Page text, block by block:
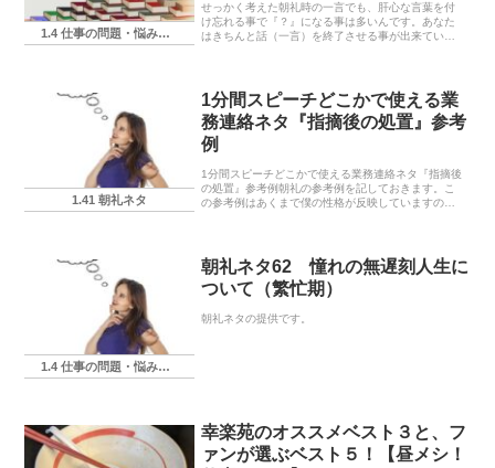
1.4 仕事の問題・悩み・相談
せっかく考えた朝礼時の一言でも、肝心な言葉を付
け忘れる事で『？』になる事は多いんです。あなた
はきちんと話（一言）を終了させる事が出来ていま
1.41 朝礼ネタ
1分間スピーチどこかで使える業
務連絡ネタ『指摘後の処置』参考
例
1分間スピーチどこかで使える業務連絡ネタ『指摘後
の処置』参考例朝礼の参考例を記しておきます。こ
の参考例はあくまで僕の性格が反映していますの
1.4 仕事の問題・悩み・相談
朝礼ネタ62 憧れの無遅刻人生に
ついて（繁忙期）
朝礼ネタの提供です。
幸楽苑のオススメベスト３と、フ
ァンが選ぶベスト５！【昼メシ！